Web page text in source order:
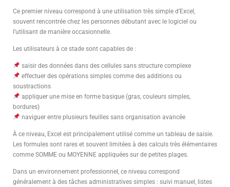
Ce premier niveau correspond à une utilisation très simple d’Excel,
souvent rencontrée chez les personnes débutant avec le logiciel ou
l’utilisant de manière occasionnelle.
Les utilisateurs à ce stade sont capables de :
saisir des données dans des cellules sans structure complexe
effectuer des opérations simples comme des additions ou
soustractions
appliquer une mise en forme basique (gras, couleurs simples,
bordures)
naviguer entre plusieurs feuilles sans organisation avancée
À ce niveau, Excel est principalement utilisé comme un tableau de saisie.
Les formules sont rares et souvent limitées à des calculs très élémentaires
comme SOMME ou MOYENNE appliquées sur de petites plages.
Dans un environnement professionnel, ce niveau correspond
généralement à des tâches administratives simples : suivi manuel, listes